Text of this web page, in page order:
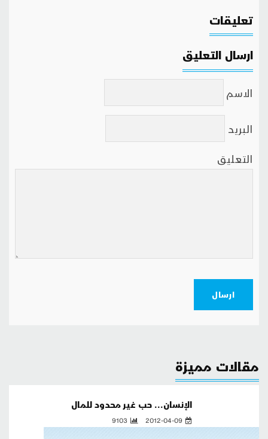
تعليقات
ارسال التعليق
الاسم
البريد
التعليق
ارسال
مقالات مميزة
الإنسان... حب غير محدود للمال
2012-04-09
9103